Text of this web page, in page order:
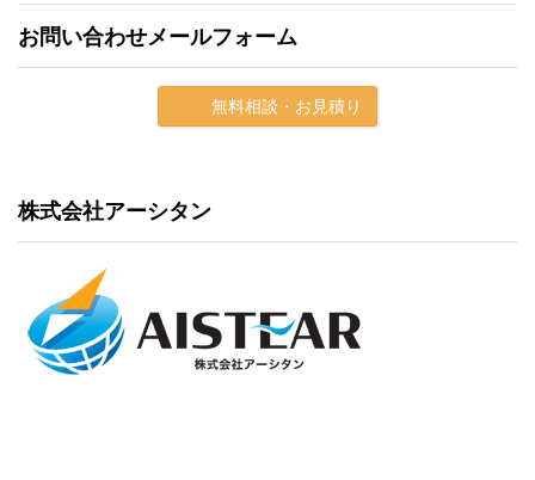
お問い合わせメールフォーム
無料相談・お見積り
株式会社アーシタン